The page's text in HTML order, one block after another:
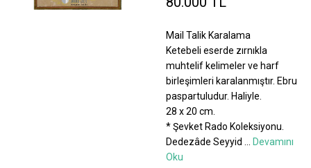
Mail Talik Karalama
Ketebeli eserde zırnıkla
muhtelif kelimeler ve harf
birleşimleri karalanmıştır. Ebru
paspartuludur. Haliyle.
28 x 20 cm.
* Şevket Rado Koleksiyonu.
Dedezâde Seyyid
Devamını
Oku